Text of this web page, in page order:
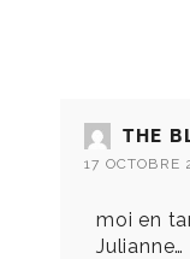
THE
17
moi en
Julianne…